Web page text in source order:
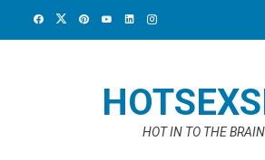
HOT IN TO THE BRAIN